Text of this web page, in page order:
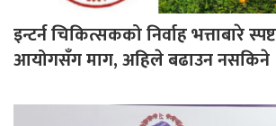
इन्टर्न चिकित्सकको निर्वाह भत्ताबारे
आयोगसँग माग, अहिले बढाउन नसकिने